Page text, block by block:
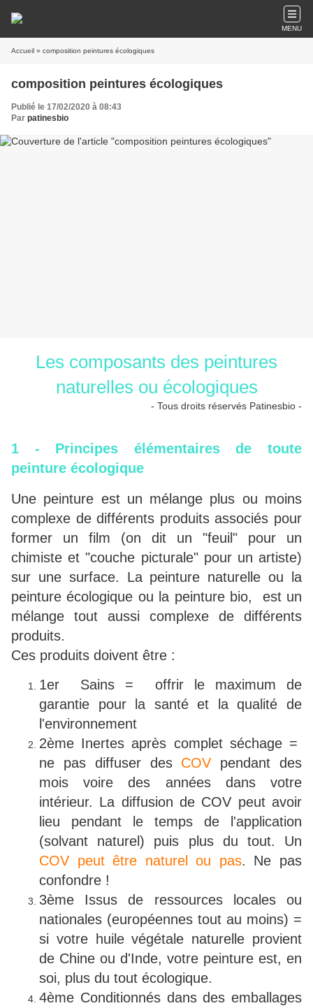
MENU
Accueil » composition peintures écologiques
composition peintures écologiques
Publié le 17/02/2020 à 08:43
Par patinesbio
Les composants des peintures
naturelles ou écologiques
- Tous droits réservés Patinesbio -
1 - Principes élémentaires de toute
peinture écologique
Une peinture est un mélange plus ou moins
complexe de différents produits associés pour
former un film (on dit un "feuil" pour un
chimiste et "couche picturale" pour un artiste)
sur une surface. La peinture naturelle ou la
peinture écologique ou la peinture bio, est un
mélange tout aussi complexe de différents
produits.
Ces produits doivent être :
1er Sains = offrir le maximum de
garantie pour la santé et la qualité de
l'environnement
2ème Inertes après complet séchage =
ne pas diffuser des COV pendant des
mois voire des années dans votre
intérieur. La diffusion de COV peut avoir
lieu pendant le temps de l'application
(solvant naturel) puis plus du tout. Un
COV peut être naturel ou pas. Ne pas
confondre !
3ème Issus de ressources locales ou
nationales (européennes tout au moins) =
si votre huile végétale naturelle provient
de Chine ou d'Inde, votre peinture est, en
soi, plus du tout écologique.
4ème Conditionnés dans des emballages